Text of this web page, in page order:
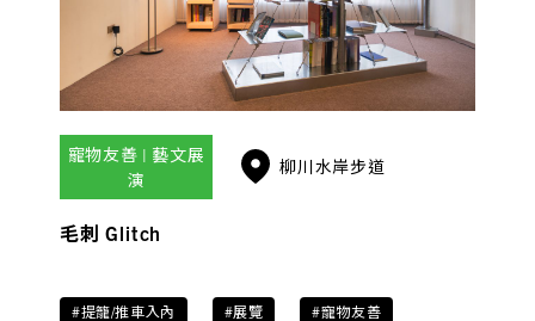
寵物友善 | 藝文展
演
柳川水岸步道
毛刺 Glitch
#提籠/推車入內 #展覽 #寵物友善